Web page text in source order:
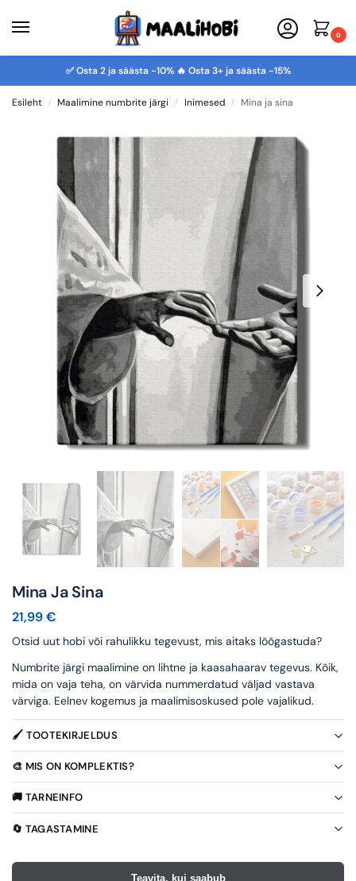
0
✅ Osta 2 ja säästa -10% 🔥 Osta 3+ ja säästa -15%
Esileht / Maalimine numbrite järgi / Inimesed / Mina ja sina
Mina Ja Sina
21,99€
Otsid uut hobi või rahulikku tegevust, mis aitaks lõõgastuda?
Numbrite järgi maalimine on lihtne ja kaasahaarav tegevus. Kõik,
mida on vaja teha, on värvida nummerdatud väljad vastava
värviga. Eelnev kogemus ja maalimisoskused pole vajalikud.
🖌️ TOOTEKIRJELDUS
🎨 MIS ON KOMPLEKTIS?
🚚 TARNEINFO
🔄 TAGASTAMINE
Teavita, kui saabub